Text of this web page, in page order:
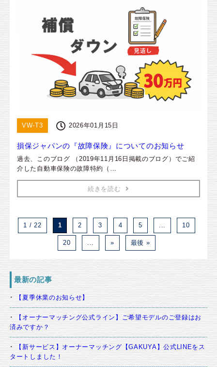
VW-T3 2026年01月15日
損保ジャパンの『故障保険』についてのお知らせ
過去、このブログ （2019年11月16日掲載のブログ）でご紹
介した自動車保険の故障特約（…
続きを読む
1 / 22 1 2 3 4 5 10
20 » 最後 »
最新の記事
【夏季休業のお知らせ】
【オーナーマッチング公式ライン】ご希望モデルのご登録はお
済みですか？
【新サービス】オーナーマッチング【GAKUYA】公式LINEをス
タートしました！